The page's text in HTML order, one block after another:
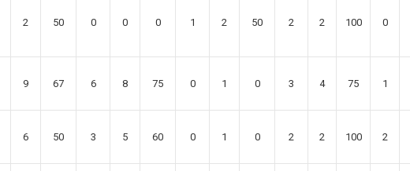
2 50 0 0 0 1 2 50 2 2 100 0
9 67 6 8 75 0 1 0 3 4 75 1
6 50 3 5 60 0 1 0 2 2 100 2